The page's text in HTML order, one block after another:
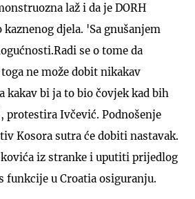
laž i da je DORH
djela. 'Sa gnušanjem
se o tome da
ne može dobit nikakav
kakav bi ja to bio čovjek kad bih
protestira Ivčević. Podnošenje
Kosora sutra će dobiti nastavak.
iz stranke i uputiti prijedlog
funkcije u Croatia osiguranju.